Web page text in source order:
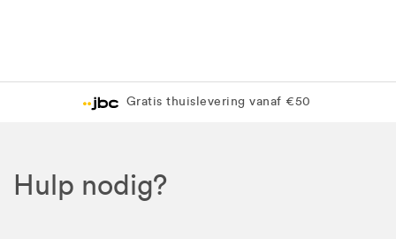
Gratis thuislevering vanaf €50
Hulp nodig?